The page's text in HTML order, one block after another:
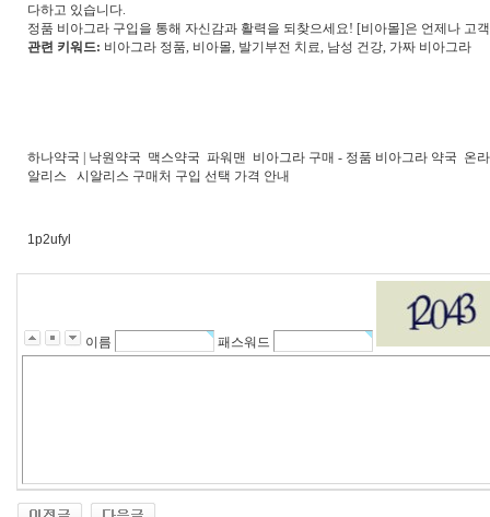
다하고 있습니다.
정품 비아그라 구입을 통해 자신감과 활력을 되찾으세요! [비아몰]은 언제나 고
관련 키워드: 비아그라 정품, 비아몰, 발기부전 치료, 남성 건강, 가짜 비아그라
하나약국 | 낙원약국 맥스약국 파워맨 비아그라 구매 - 정품 비아그라 약국 온
알리스
시알리스 구매처 구입 선택 가격 안내
1p2ufyl
이름 패스워드